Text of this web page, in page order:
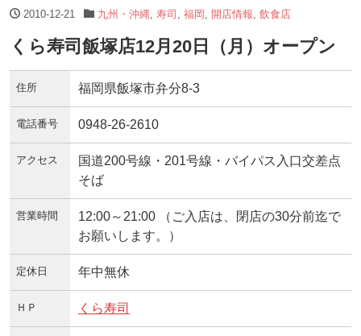
2010-12-21 九州・沖縄 寿司 福岡 開店情報 飲食店
くら寿司飯塚店12月20日（月）オープン
住所 福岡県飯塚市弁分8-3
電話番号 0948-26-2610
アクセス
国道200号線・201号線・バイパス入口交差点
そば
営業時間
12:00～21:00 （ご入店は、閉店の30分前迄で
お願いします。）
定休日 年中無休
ＨＰ くら寿司